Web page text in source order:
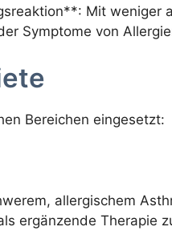
Mit weniger
Symptome von
Bereichen eingesetzt:
allergischem
ergänzende